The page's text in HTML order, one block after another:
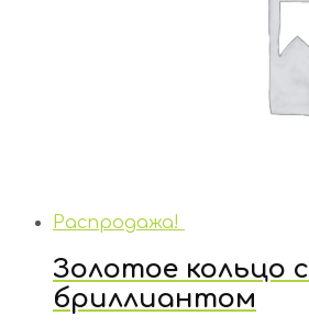
Распродажа!
Золотое кольцо с
бриллиантом